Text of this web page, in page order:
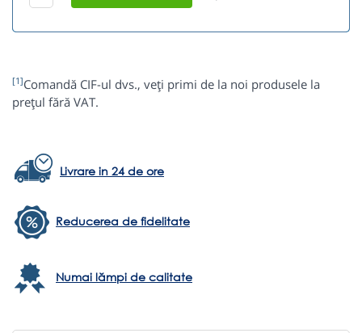
[1]Comandă CIF-ul dvs., veți primi de la noi produsele la
prețul fără VAT.
Livrare in 24 de ore
Reducerea de fidelitate
Numai lămpi de calitate